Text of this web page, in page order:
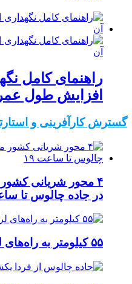
راهنمای کامل
افزایش طول
گسترش کارآفرینی و
۴ محور شریانی
در جاده چالوس تا
۵۵ کیلومتر به راه‌های لرستان افزوده می‌شود